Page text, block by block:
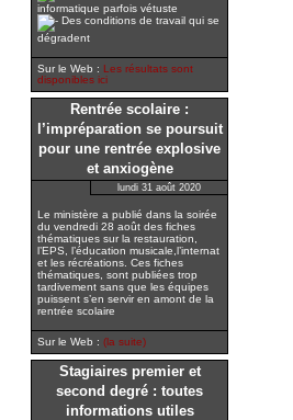
informatique parfois vétuste
Des conditions de travail qui se
dégradent
Sur le Web : Les résultats sont
disponibles ici
Rentrée scolaire :
l’impréparation se poursuit
pour une rentrée explosive
et anxiogène
lundi 31 août 2020
Le ministère a publié dans la soirée
du vendredi 28 août des fiches
thématiques sur la restauration,
l’EPS, l’éducation musicale,l’internat
et les récréations. Ces fiches
thématiques, sont publiées trop
tardivement sans que les équipes
puissent s’en servir en amont de la
rentrée scolaire
Sur le Web : (la suite)
Stagiaires premier et
second degré : toutes
informations utiles